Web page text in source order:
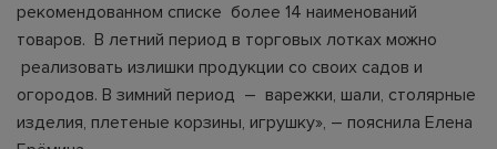
рекомендованном списке более 14 наименований
товаров. В летний период в торговых лотках можно
реализовать излишки продукции со своих садов и
огородов. В зимний период – варежки, шали, столярные
изделия, плетеные корзины, игрушку», – пояснила Елена